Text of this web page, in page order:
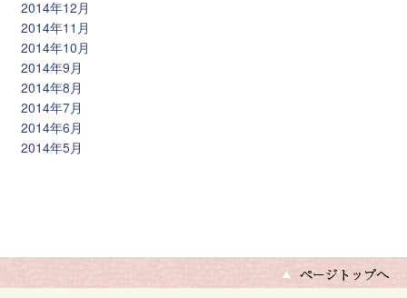
2014年12月
2014年11月
2014年10月
2014年9月
2014年8月
2014年7月
2014年6月
2014年5月